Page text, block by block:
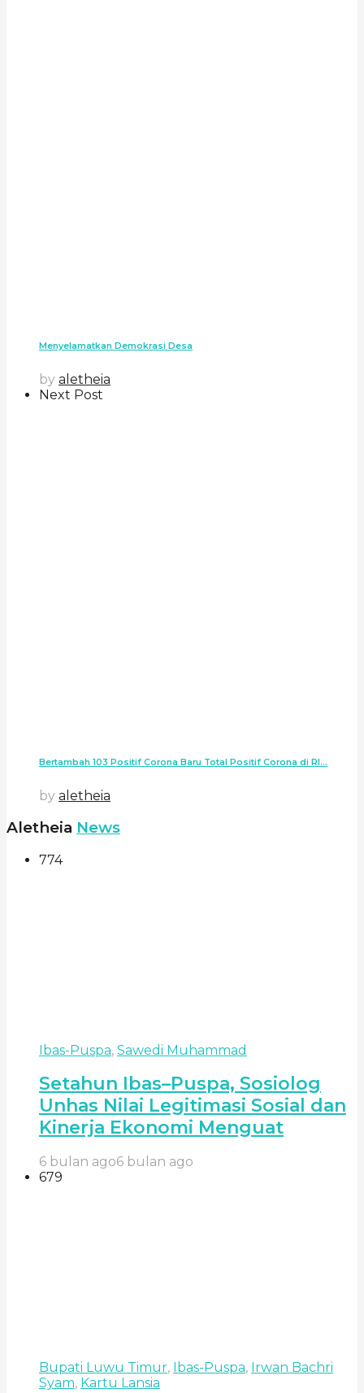
Menyelamatkan Demokrasi Desa
by aletheia
Next Post
Bertambah 103 Positif Corona Baru Total Positif Corona di RI...
by aletheia
Aletheia News
774
Ibas-Puspa, Sawedi Muhammad
Setahun Ibas–Puspa, Sosiolog
Unhas Nilai Legitimasi Sosial dan
Kinerja Ekonomi Menguat
6 bulan ago6 bulan ago
679
Bupati Luwu Timur, Ibas-Puspa, Irwan Bachri
Syam, Kartu Lansia